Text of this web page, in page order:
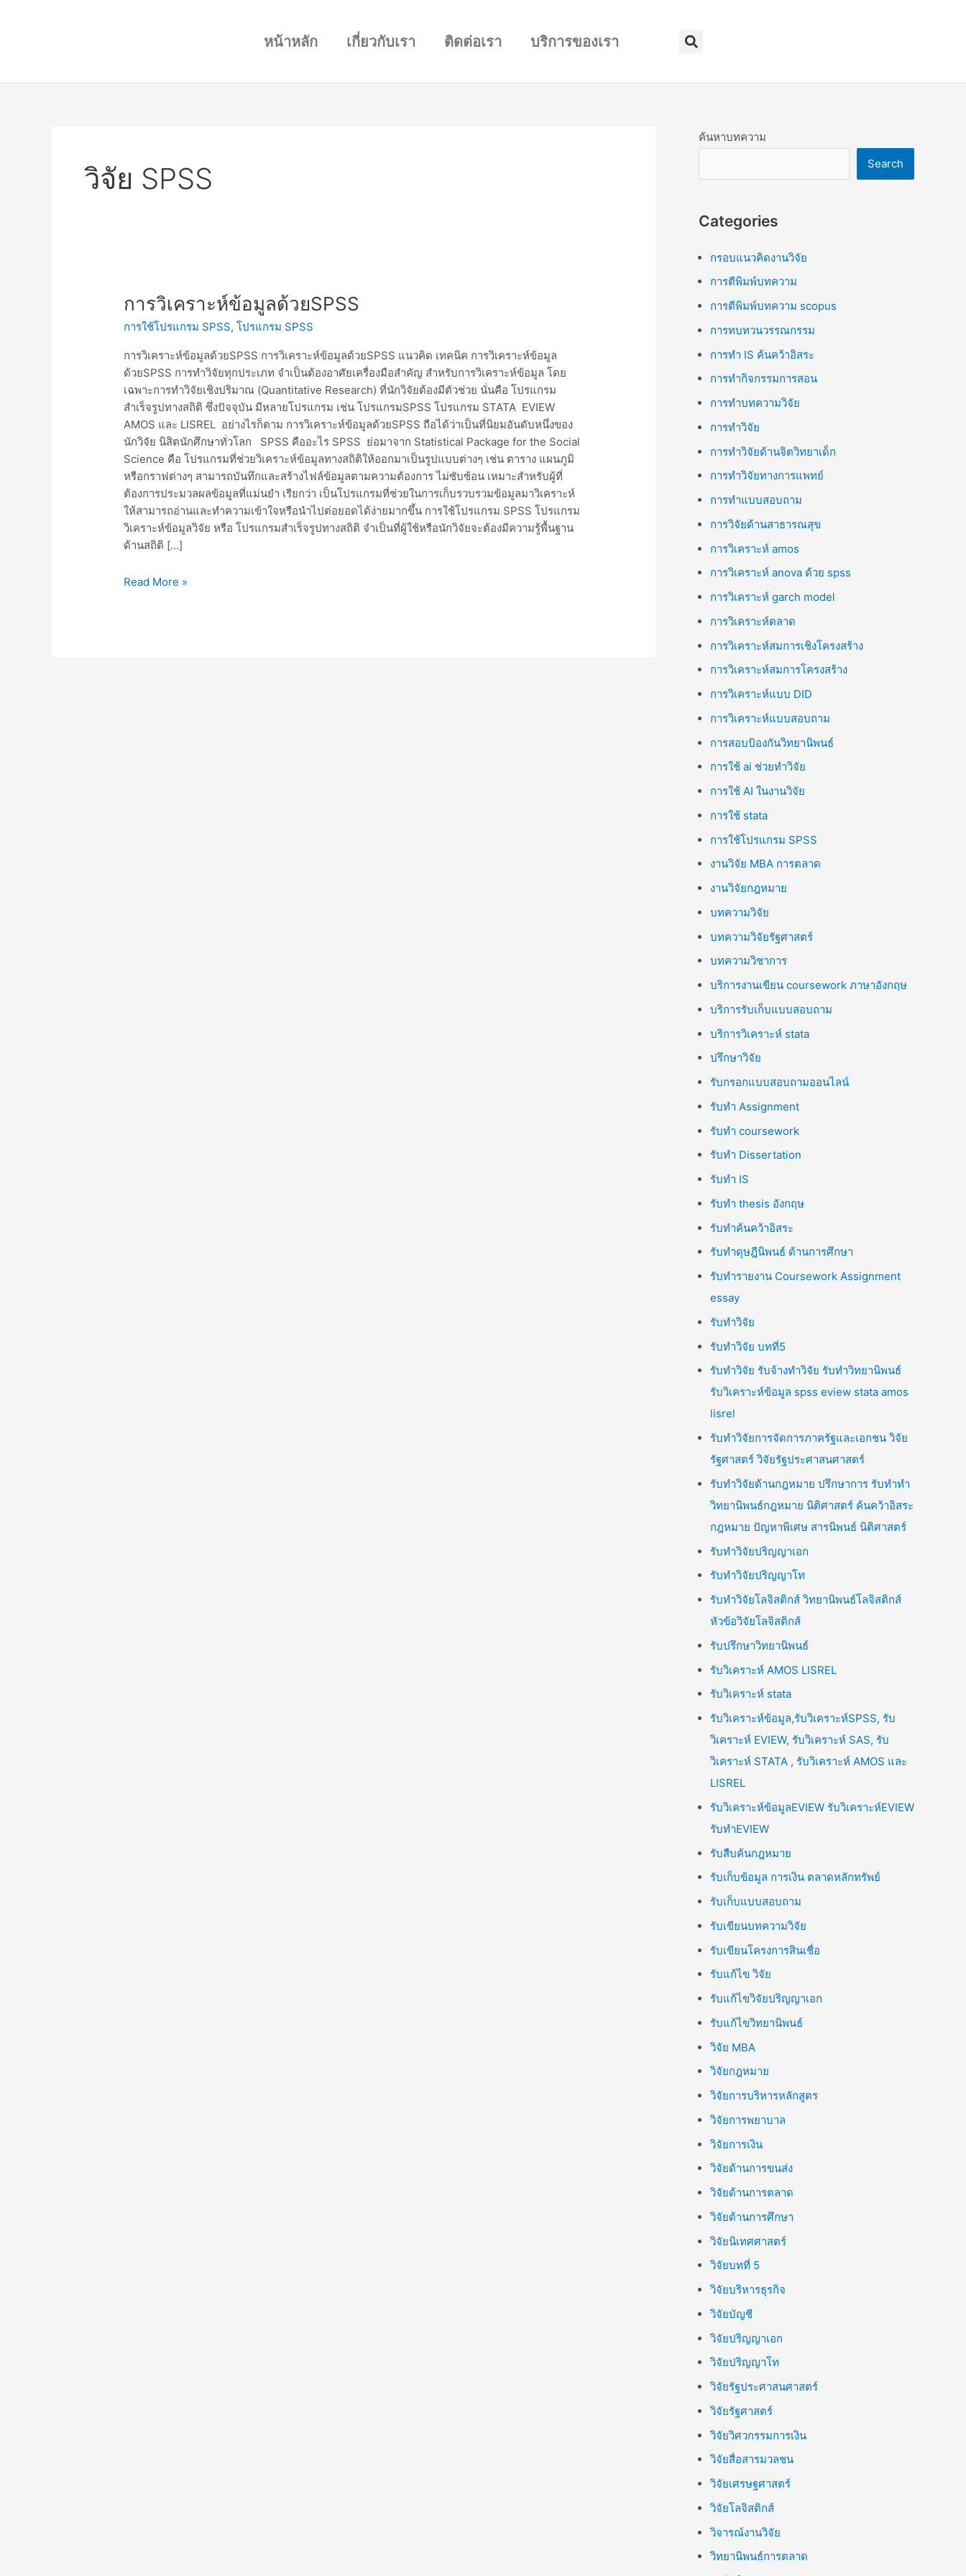
หน้าหลัก เกี่ยวกับเรา ติดต่อเรา บริการของเรา Search
วิจัย SPSS
การวิเคราะห์ข้อมูลด้วยSPSS
การใช้โปรแกรม SPSS,โปรแกรม SPSS
การวิเคราะห์ข้อมูลด้วยSPSS การวิเคราะห์ข้อมูลด้วยSPSS แนวคิด เทคนิค การวิเคราะห์ข้อมูล
ด้วยSPSS การทำวิจัยทุกประเภท จำเป็นต้องอาศัยเครื่องมือสำคัญ สำหรับการวิเคราะห์ข้อมูล โดย
เฉพาะการทำวิจัยเชิงปริมาณ (Quantitative Research) ที่นักวิจัยต้องมีตัวช่วย นั่นคือ โปรแกรม
สำเร็จรูปทางสถิติ ซึ่งปัจจุบัน มีหลายโปรแกรม เช่น โปรแกรมSPSS โปรแกรม STATA EVIEW
AMOS และ LISREL อย่างไรก็ตาม การวิเคราะห์ข้อมูลด้วยSPSS ถือได้ว่าเป็นที่นิยมอันดับหนึ่งของ
นักวิจัย นิสิตนักศึกษาทั่วโลก SPSS คืออะไร SPSS ย่อมาจาก Statistical Package for the Social
Science คือ โปรแกรมที่ช่วยวิเคราะห์ข้อมูลทางสถิติให้ออกมาเป็นรูปแบบต่างๆ เช่น ตาราง แผนภูมิ
หรือกราฟต่างๆ สามารถบันทึกและสร้างไฟล์ข้อมูลตามความต้องการ ไม่ซับซ้อน เหมาะสำหรับผู้ที่
ต้องการประมวลผลข้อมูลที่แม่นยำ เรียกว่า เป็นโปรแกรมที่ช่วยในการเก็บรวบรวมข้อมูลมาวิเคราะห์
ให้สามารถอ่านและทำความเข้าใจหรือนำไปต่อยอดได้ง่ายมากขึ้น การใช้โปรแกรม SPSS โปรแกรม
วิเคราะห์ข้อมูลวิจัย หรือ โปรแกรมสำเร็จรูปทางสถิติ จำเป็นที่ผู้ใช้หรือนักวิจัยจะต้องมีความรู้พื้นฐาน
ด้านสถิติ […]
การ
ข้อมูล
ด้วยSPSS
Read More »
ค้นหาบทความ
Search
Categories
กรอบแนวคิดงานวิจัย
การตีพิมพ์บทความ
การตีพิมพ์บทความ scopus
การทบทวนวรรณกรรม
การทำ IS ค้นคว้าอิสระ
การทำกิจกรรมการสอน
การทำบทความวิจัย
การทำวิจัย
การทำวิจัยด้านจิตวิทยาเด็ก
การทำวิจัยทางการแพทย์
การทำแบบสอบถาม
การวิจัยด้านสาธารณสุข
การวิเคราะห์ amos
การวิเคราะห์ anova ด้วย spss
การวิเคราะห์ garch model
การวิเคราะห์ตลาด
การวิเคราะห์สมการเชิงโครงสร้าง
การวิเคราะห์สมการโครงสร้าง
การวิเคราะห์แบบ DID
การวิเคราะห์แบบสอบถาม
การสอบป้องกันวิทยานิพนธ์
การใช้ ai ช่วยทำวิจัย
การใช้ AI ในงานวิจัย
การใช้ stata
การใช้โปรแกรม SPSS
งานวิจัย MBA การตลาด
งานวิจัยกฎหมาย
บทความวิจัย
บทความวิจัยรัฐศาสตร์
บทความวิชาการ
บริการงานเขียน coursework ภาษาอังกฤษ
บริการรับเก็บแบบสอบถาม
บริการวิเคราะห์ stata
ปรึกษาวิจัย
รับกรอกแบบสอบถามออนไลน์
รับทำ Assignment
รับทำ coursework
รับทำ Dissertation
รับทำ IS
รับทำ thesis อังกฤษ
รับทำค้นคว้าอิสระ
รับทำดุษฎีนิพนธ์ ด้านการศึกษา
รับทำรายงาน Coursework Assignment
essay
รับทำวิจัย
รับทำวิจัย บทที่5
รับทำวิจัย รับจ้างทำวิจัย รับทำวิทยานิพนธ์
รับวิเคราะห์ข้อมูล spss eview stata amos
lisrel
รับทำวิจัยการจัดการภาครัฐและเอกชน วิจัย
รัฐศาสตร์ วิจัยรัฐประศาสนศาสตร์
รับทำวิจัยด้านกฎหมาย ปรึกษาการ รับทำทำ
วิทยานิพนธ์กฎหมาย นิติศาสตร์ ค้นคว้าอิสระ
กฎหมาย ปัญหาพิเศษ สารนิพนธ์ นิติศาสตร์
รับทำวิจัยปริญญาเอก
รับทำวิจัยปริญญาโท
รับทำวิจัยโลจิสติกส์ วิทยานิพนธ์โลจิสติกส์
หัวข้อวิจัยโลจิสติกส์
รับปรึกษาวิทยานิพนธ์
รับวิเคราะห์ AMOS LISREL
รับวิเคราะห์ stata
รับวิเคราะห์ข้อมูล,รับวิเคราะห์SPSS, รับ
วิเคราะห์ EVIEW, รับวิเคราะห์ SAS, รับ
วิเคราะห์ STATA , รับวิเคราะห์ AMOS และ
LISREL
รับวิเคราะห์ข้อมูลEVIEW รับวิเคราะห์EVIEW
รับทำEVIEW
รับสืบค้นกฎหมาย
รับเก็บข้อมูล การเงิน ตลาดหลักทรัพย์
รับเก็บแบบสอบถาม
รับเขียนบทความวิจัย
รับเขียนโครงการสินเชื่อ
รับแก้ไข วิจัย
รับแก้ไขวิจัยปริญญาเอก
รับแก้ไขวิทยานิพนธ์
วิจัย MBA
วิจัยกฎหมาย
วิจัยการบริหารหลักสูตร
วิจัยการพยาบาล
วิจัยการเงิน
วิจัยด้านการขนส่ง
วิจัยด้านการตลาด
วิจัยด้านการศึกษา
วิจัยนิเทศศาสตร์
วิจัยบทที่ 5
วิจัยบริหารธุรกิจ
วิจัยบัญชี
วิจัยปริญญาเอก
วิจัยปริญญาโท
วิจัยรัฐประศาสนศาสตร์
วิจัยรัฐศาสตร์
วิจัยวิศวกรรมการเงิน
วิจัยสื่อสารมวลชน
วิจัยเศรษฐศาสตร์
วิจัยโลจิสติกส์
วิจารณ์งานวิจัย
วิทยานิพนธ์การตลาด